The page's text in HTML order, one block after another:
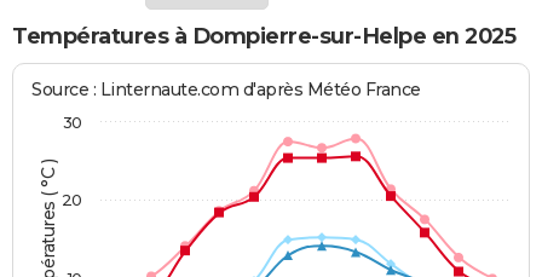
Températures à Dompierre-sur-Helpe en 2025
Températures ( °C )
Source : Linternaute.com d'après Météo France
20
30